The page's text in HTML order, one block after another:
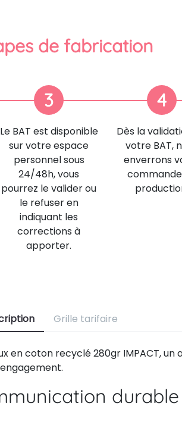
de fabrication
3
Le BAT est disponible
sur votre espace
personnel sous
24/48h, vous
pourrez le valider ou
le refuser en
indiquant les
corrections à
apporter.
4
Dès la
votre BAT,
enverrons
Grille tarifaire
en coton recyclé 280gr IMPACT, un